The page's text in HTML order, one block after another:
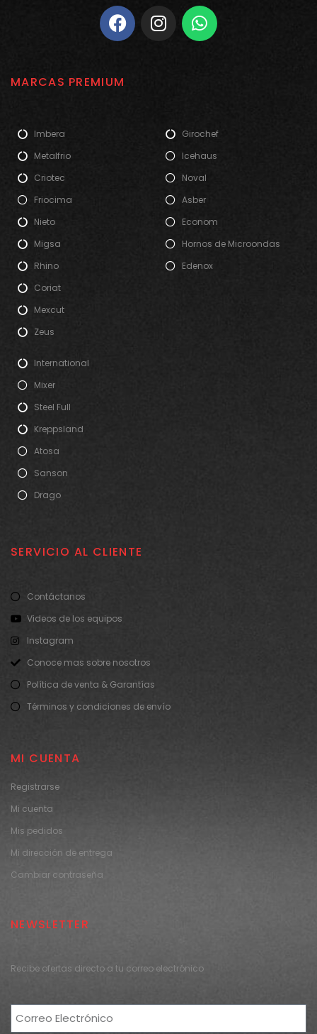
MARCAS PREMIUM
Imbera
Metalfrio
Criotec
Friocima
Nieto
Migsa
Rhino
Coriat
Mexcut
Zeus
Girochef
Icehaus
Noval
Asber
Econom
Hornos de Microondas
Edenox
International
Mixer
Steel Full
Kreppsland
Atosa
Sanson
Drago
SERVICIO AL CLIENTE
Contáctanos
Videos de los equipos
Instagram
Conoce mas sobre nosotros
Política de venta & Garantías
Términos y condiciones de envío
MI CUENTA
Registrarse
Mi cuenta
Mis pedidos
Mi dirección de entrega
Cambiar contraseña
NEWSLETTER
Recibe ofertas directo a tu correo electrónico